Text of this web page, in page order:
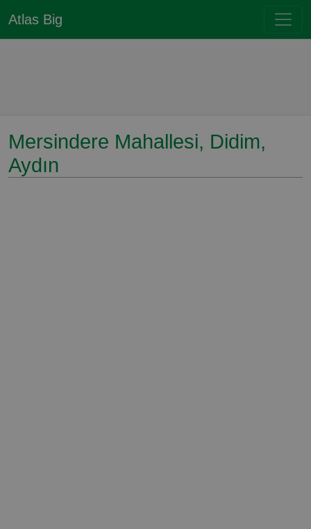
Atlas Big
Mersindere Mahallesi, Didim,
Aydın